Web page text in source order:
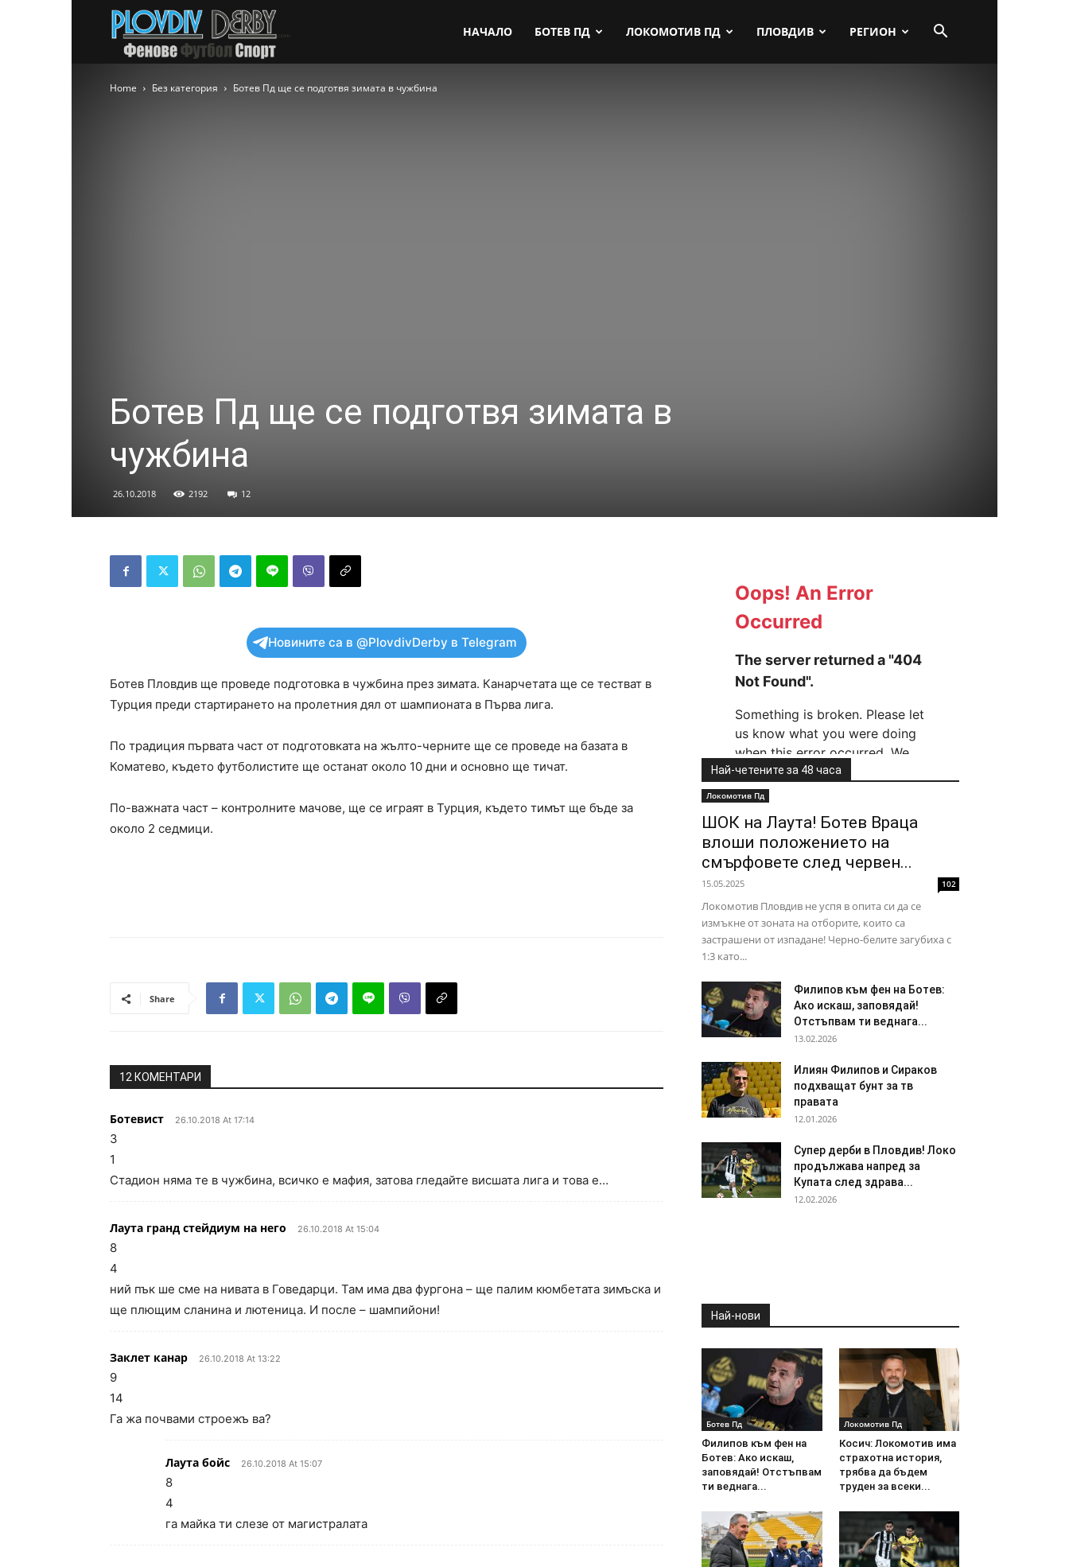
НАЧАЛО БОТЕВ ПД ЛОКОМОТИВ ПД ПЛОВДИВ РЕГИОН
Home Без категория Ботев Пд ще се подготвя зимата в чужбина
Ботев Пд ще се подготвя зимата в
чужбина
26.10.2018 2192 12
Новините са в @PlovdivDerby в Telegram
Ботев Пловдив ще проведе подготовка в чужбина през зимата. Канарчетата ще се тестват в
Турция преди стартирането на пролетния дял от шампионата в Първа лига.
По традиция първата част от подготовката на жълто-черните ще се проведе на базата в
Коматево, където футболистите ще останат около 10 дни и основно ще тичат.
По-важната част – контролните мачове, ще се играят в Турция, където тимът ще бъде за
около 2 седмици.
Share
12 КОМЕНТАРИ
Ботевист 26.10.2018 At 17:14
3
1
Стадион няма те в чужбина, всичко е мафия, затова гледайте висшата лига и това е…
Лаута гранд стейдиум на него 26.10.2018 At 15:04
8
4
ний пък ше сме на нивата в Говедарци. Там има два фургона – ще палим кюмбетата зимъска и
ще плющим сланина и лютеница. И после – шампийони!
Заклет канар 26.10.2018 At 13:22
9
14
Га жа почвами строежъ ва?
Лаута бойс 26.10.2018 At 15:07
8
4
га майка ти слезе от магистралата
Най-четените за 48 часа
Локомотив Пд
ШОК на Лаута! Ботев Враца
влоши положението на
смърфовете след червен...
15.05.2025 102
Локомотив Пловдив не успя в опита си да се
измъкне от зоната на отборите, които са
застрашени от изпадане! Черно-белите загубиха с
1:3 като...
Филипов към фен на Ботев:
Ако искаш, заповядай!
Отстъпвам ти веднага...
13.02.2026
Илиян Филипов и Сираков
подхващат бунт за тв
правата
12.01.2026
Супер дерби в Пловдив! Локо
продължава напред за
Купата след здрава...
12.02.2026
Най-нови
Ботев Пд
Филипов към фен на
Ботев: Ако искаш,
заповядай! Отстъпвам
ти веднага...
Локомотив Пд
Косич: Локомотив има
страхотна история,
трябва да бъдем
труден за всеки...